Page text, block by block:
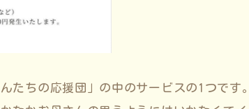
たちの応援団」の中のサービスの1つです。